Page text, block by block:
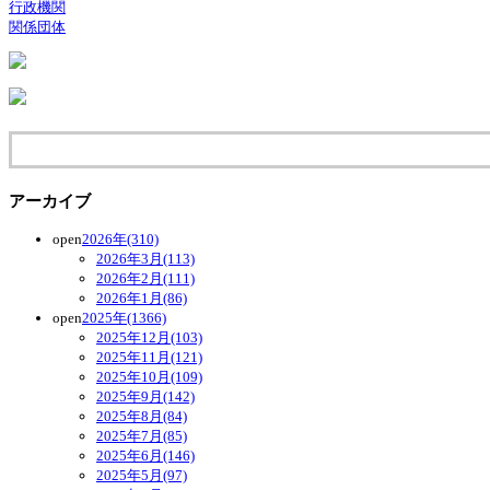
行政機関
関係団体
アーカイブ
open2026年(310)
2026年3月(113)
2026年2月(111)
2026年1月(86)
open2025年(1366)
2025年12月(103)
2025年11月(121)
2025年10月(109)
2025年9月(142)
2025年8月(84)
2025年7月(85)
2025年6月(146)
2025年5月(97)